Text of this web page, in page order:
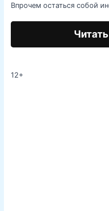
Впрочем остаться собой
12+